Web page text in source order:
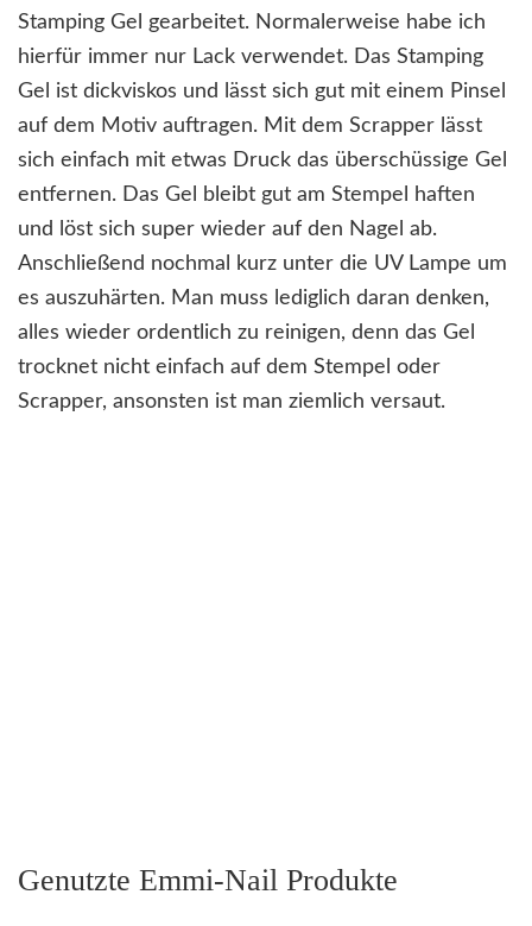
Stamping Gel gearbeitet. Normalerweise habe ich
hierfür immer nur Lack verwendet. Das Stamping
Gel ist dickviskos und lässt sich gut mit einem Pinsel
auf dem Motiv auftragen. Mit dem Scrapper lässt
sich einfach mit etwas Druck das überschüssige Gel
entfernen. Das Gel bleibt gut am Stempel haften
und löst sich super wieder auf den Nagel ab.
Anschließend nochmal kurz unter die UV Lampe um
es auszuhärten. Man muss lediglich daran denken,
alles wieder ordentlich zu reinigen, denn das Gel
trocknet nicht einfach auf dem Stempel oder
Scrapper, ansonsten ist man ziemlich versaut.
Genutzte Emmi-Nail Produkte